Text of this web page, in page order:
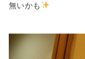
無いかも